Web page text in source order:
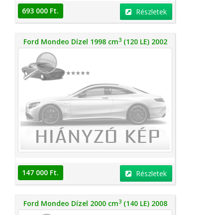
693 000 Ft. Részletek
Ford Mondeo Dízel 1998 cm3(120 LE) 2002
147 000 Ft. Részletek
Ford Mondeo Dízel 2000 cm3(140 LE) 2008